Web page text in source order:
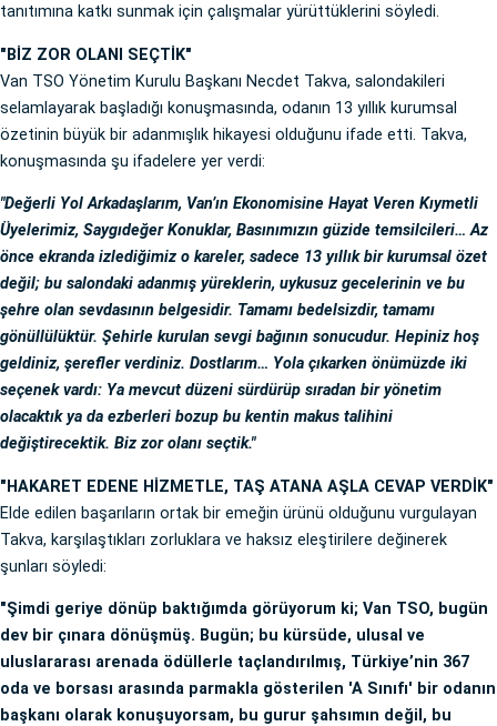
tanıtımına katkı sunmak için çalışmalar yürüttüklerini söyledi.
"BİZ ZOR OLANI SEÇTİK"
Van TSO Yönetim Kurulu Başkanı Necdet Takva, salondakileri
selamlayarak başladığı konuşmasında, odanın 13 yıllık kurumsal
özetinin büyük bir adanmışlık hikayesi olduğunu ifade etti. Takva,
konuşmasında şu ifadelere yer verdi:
"Değerli Yol Arkadaşlarım, Van’ın Ekonomisine Hayat Veren Kıymetli
Üyelerimiz, Saygıdeğer Konuklar, Basınımızın güzide temsilcileri… Az
önce ekranda izlediğimiz o kareler, sadece 13 yıllık bir kurumsal özet
değil; bu salondaki adanmış yüreklerin, uykusuz gecelerinin ve bu
şehre olan sevdasının belgesidir. Tamamı bedelsizdir, tamamı
gönüllülüktür. Şehirle kurulan sevgi bağının sonucudur. Hepiniz hoş
geldiniz, şerefler verdiniz. Dostlarım… Yola çıkarken önümüzde iki
seçenek vardı: Ya mevcut düzeni sürdürüp sıradan bir yönetim
olacaktık ya da ezberleri bozup bu kentin makus talihini
değiştirecektik. Biz zor olanı seçtik."
"HAKARET EDENE HİZMETLE, TAŞ ATANA AŞLA CEVAP VERDİK"
Elde edilen başarıların ortak bir emeğin ürünü olduğunu vurgulayan
Takva, karşılaştıkları zorluklara ve haksız eleştirilere değinerek
şunları söyledi:
"Şimdi geriye dönüp baktığımda görüyorum ki; Van TSO, bugün
dev bir çınara dönüşmüş. Bugün; bu kürsüde, ulusal ve
uluslararası arenada ödüllerle taçlandırılmış, Türkiye’nin 367
oda ve borsası arasında parmakla gösterilen 'A Sınıfı' bir odanın
başkanı olarak konuşuyorsam, bu gurur şahsımın değil, bu